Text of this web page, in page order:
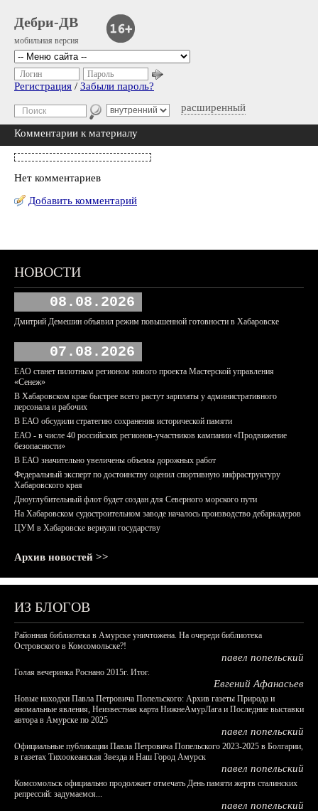
Дебри-ДВ
мобильная версия
расширенный
Логин Пароль
Регистрация / Забыли пароль?
Комментарии к материалу
Нет комментариев
Добавить комментарий
НОВОСТИ
08.08.2026
Дмитрий Демешин объявил режим повышенной готовности в Хабаровске
07.08.2026
ЕАО станет пилотным регионом нового проекта Мастерской управления
«Сенеж»
В Хабаровском крае быстрее всего растут зарплаты у административного
персонала и рабочих
В ЕАО обсудили стратегию сохранения исторической памяти
ЕАО - в числе 40 российских регионов-участников кампании «Продвижение
безопасности»
В ЕАО значительно увеличены объемы дорожных работ
Федеральный эксперт по достоинству оценил спортивную инфраструктуру
Хабаровского края
Дноуглубительный флот будет создан для Северного морского пути
На Хабаровском судостроительном заводе началось производство дебаркадеров
ЦУМ в Хабаровске вернули государству
Архив новостей >>
ИЗ БЛОГОВ
Районная библиотека в Амурске уничтожена. На очереди библиотека
Островского в Комсомольске?!
павел попельский
Голая вечеринка Роснано 2015г. Итог.
Евгений Афанасьев
Новые находки Павла Петровича Попельского: Архив газеты Природа и
аномальные явления, Неизвестная карта НижнеАмурЛага и Последние выставки
автора в Амурске по 2025
павел попельский
Официальные публикации Павла Петровича Попельского 2023-2025 в Болгарии,
в газетах Тихоокеанская Звезда и Наш Город Амурск
павел попельский
Комсомольск официально продолжает отмечать День памяти жертв сталинских
репрессий: задумаемся...
павел попельский